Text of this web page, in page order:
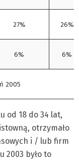
27% 26%
6% 6%
2005
od 18 do 34 lat,
otrzymało
i / lub firm
2003 było to